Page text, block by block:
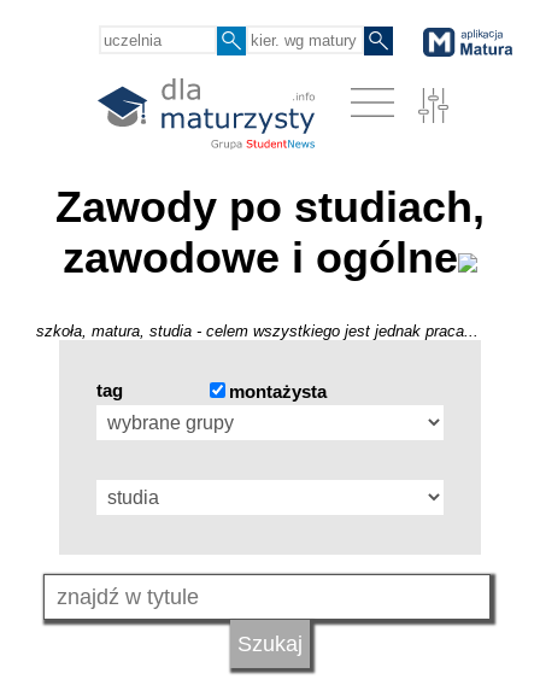
Zawody po studiach,
zawodowe i ogólne
szkoła, matura, studia - celem wszystkiego jest jednak praca...
tag montażysta